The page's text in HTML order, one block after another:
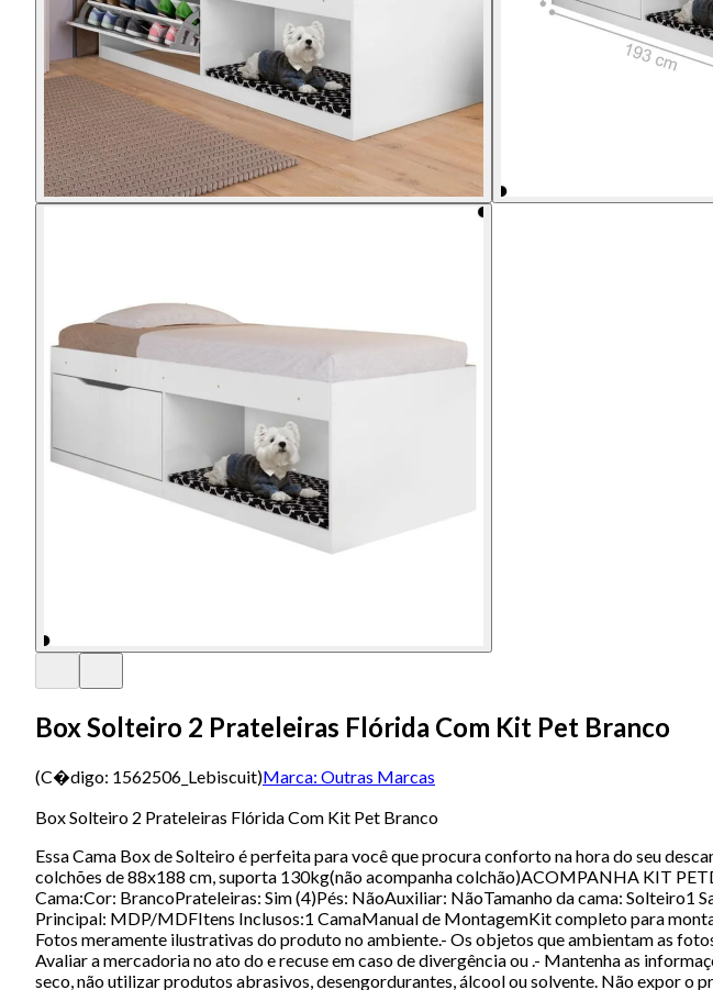
Box Solteiro 2 Prateleiras Flórida Com Kit Pet Branco
(C�digo: 1562506_Lebiscuit)Marca: Outras Marcas
Box Solteiro 2 Prateleiras Flórida Com Kit Pet Branco
Essa Cama Box de Solteiro é perfeita para você que procura conforto na hora do seu
colchões de 88x188 cm, suporta 130kg(não acompanha colchão)ACOMPANHA KIT
Cama:Cor: BrancoPrateleiras: Sim (4)Pés: NãoAuxiliar: NãoTamanho da cama:
Principal: MDP/MDFItens Inclusos:1 CamaManual de MontagemKit completo para
Fotos meramente ilustrativas do produto no ambiente.- Os objetos que ambientam as
Avaliar a mercadoria no ato do e recuse em caso de divergência ou .- Mantenha as
seco, não utilizar produtos abrasivos, desengordurantes, álcool ou solvente. Não expor o